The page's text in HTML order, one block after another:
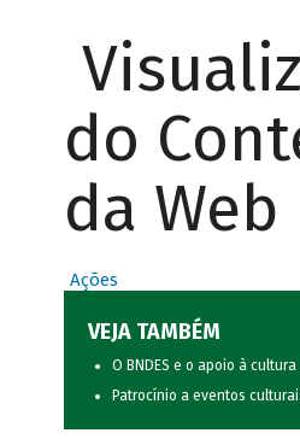
do
da Web
Ações
VEJA TAMBÉM
O BNDES e o apoio à cultura
Patrocínio a eventos